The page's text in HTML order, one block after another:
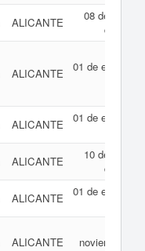
ALICANTE
08 de marzo
de 2012
ALICANTE
01 de enero de
ALICANTE
01 de enero de
ALICANTE
10 de marzo
de 2008
ALICANTE
01 de enero de
ALICANTE
noviembre de